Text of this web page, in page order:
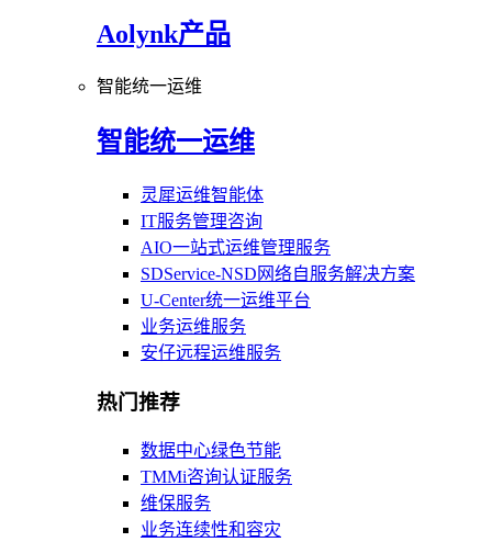
Aolynk产品
智能统一运维
智能统一运维
灵犀运维智能体
IT服务管理咨询
AIO一站式运维管理服务
SDService-NSD网络自服务解决方案
U-Center统一运维平台
业务运维服务
安仔远程运维服务
热门推荐
数据中心绿色节能
TMMi咨询认证服务
维保服务
业务连续性和容灾